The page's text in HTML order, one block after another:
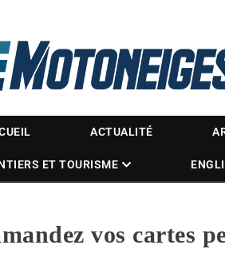
ACTUALITÉ
ET TOURISME
vos cartes